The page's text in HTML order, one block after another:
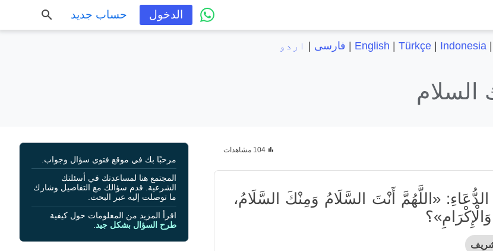
الدخول حساب جديد
|
English Türkçe| Indonesia فارسی اردو
السلام
104 مشاهدات
«اللَّهُمَّ أَنْتَ السَّلَامُ وَمِنْكَ السَّلَامُ،
مرحبًا بك في موقع فتوى سؤال وجواب.
المجتمع هنا لمساعدتك في أسئلتك
الشرعية. قدم سؤالك مع التفاصيل وشارك
ما توصلت إليه عبر البحث.
اقرأ المزيد من المعلومات حول كيفية
طرح السؤال بشكل جيد